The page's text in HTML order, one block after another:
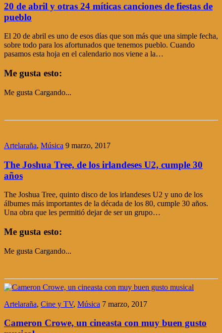
20 de abril y otras 24 míticas canciones de fiestas de
pueblo
El 20 de abril es uno de esos días que son más que una simple fecha,
sobre todo para los afortunados que tenemos pueblo. Cuando
pasamos esta hoja en el calendario nos viene a la…
Me gusta esto:
Me gusta Cargando...
Artelaraña, Música 9 marzo, 2017
The Joshua Tree, de los irlandeses U2, cumple 30
años
The Joshua Tree, quinto disco de los irlandeses U2 y uno de los
álbumes más importantes de la década de los 80, cumple 30 años.
Una obra que les permitió dejar de ser un grupo…
Me gusta esto:
Me gusta Cargando...
Artelaraña, Cine y TV, Música 7 marzo, 2017
Cameron Crowe, un cineasta con muy buen gusto